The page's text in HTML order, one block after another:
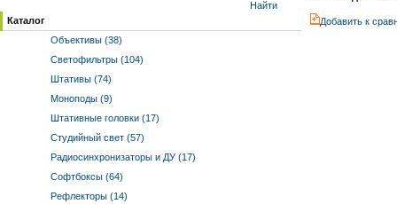
Найти
Каталог
Объективы (38)
Светофильтры (104)
Штативы (74)
Моноподы (9)
Штативные головки (17)
Студийный свет (57)
Радиосинхронизаторы и ДУ (17)
Софтбоксы (64)
Рефлекторы (14)
Добавить к